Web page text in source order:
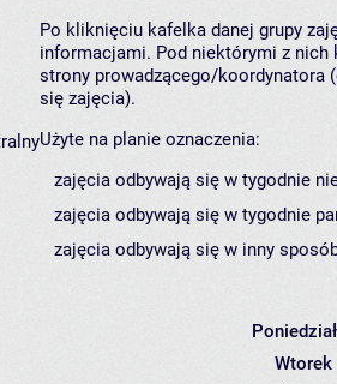
Po kliknięciu kafelka danej grupy
informacjami. Pod niektórymi z nich
strony prowadzącego/koordynatora
się zajęcia).
Użyte na planie oznaczenia:
zajęcia odbywają się w tygodnie
zajęcia odbywają się w tygodnie
zajęcia odbywają się w inny
Wtorek